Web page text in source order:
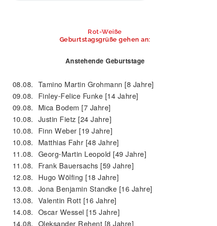
Rot-Weiße
Geburtstagsgrüße gehen an:
Anstehende Geburtstage
08.08. Tamino Martin Grohmann [8 Jahre]
09.08.
Finley-Felice Funke [14 Jahre]
09.08.
Mica Bodem [7 Jahre]
10.08. Justin Fietz [24 Jahre]
10.08.
Finn Weber [19 Jahre]
10.08.
Matthias Fahr [48 Jahre]
11.08. Georg-Martin Leopold [49 Jahre]
11.08.
Frank Bauersachs [59 Jahre]
12.08.
Hugo Wölfing [18 Jahre]
13.08. Jona Benjamin Standke [16 Jahre]
13.08. Valentin Rott [16 Jahre]
14.08. Oscar Wessel [15 Jahre]
14.08. Oleksander Rehent [8 Jahre]